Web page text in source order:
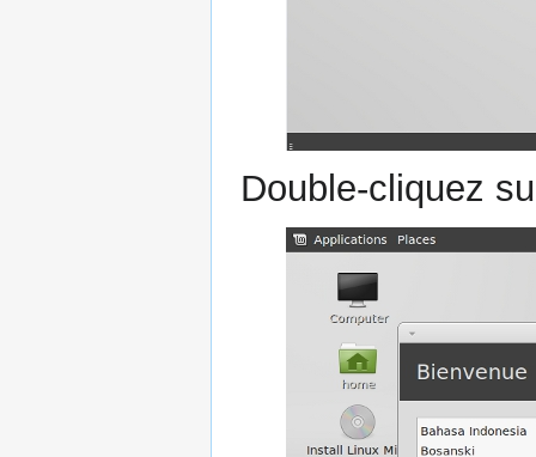
Double-cliquez